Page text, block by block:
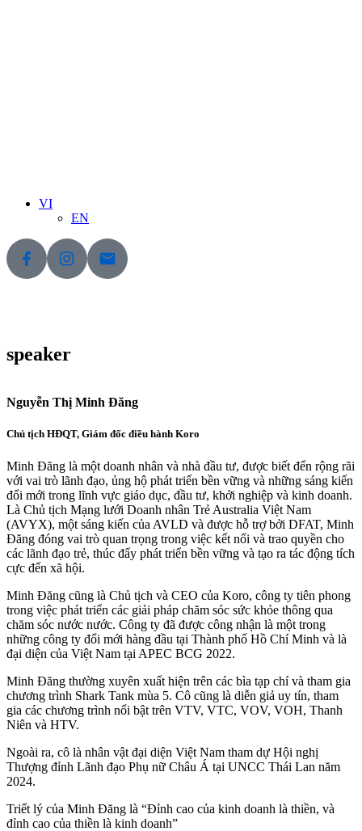
VI
EN
speaker
Nguyễn Thị Minh Đăng
Chủ tịch HĐQT, Giám đốc điều hành Koro
Minh Đăng là một doanh nhân và nhà đầu tư, được biết đến rộng rãi
với vai trò lãnh đạo, ủng hộ phát triển bền vững và những sáng kiến
đổi mới trong lĩnh vực giáo dục, đầu tư, khởi nghiệp và kinh doanh.
Là Chủ tịch Mạng lưới Doanh nhân Trẻ Australia Việt Nam
(AVYX), một sáng kiến của AVLD và được hỗ trợ bởi DFAT, Minh
Đăng đóng vai trò quan trọng trong việc kết nối và trao quyền cho
các lãnh đạo trẻ, thúc đẩy phát triển bền vững và tạo ra tác động tích
cực đến xã hội.
Minh Đăng cũng là Chủ tịch và CEO của Koro, công ty tiên phong
trong việc phát triển các giải pháp chăm sóc sức khỏe thông qua
chăm sóc nước nước. Công ty đã được công nhận là một trong
những công ty đổi mới hàng đầu tại Thành phố Hồ Chí Minh và là
đại diện của Việt Nam tại APEC BCG 2022.
Minh Đăng thường xuyên xuất hiện trên các bìa tạp chí và tham gia
chương trình Shark Tank mùa 5. Cô cũng là diễn giả uy tín, tham
gia các chương trình nổi bật trên VTV, VTC, VOV, VOH, Thanh
Niên và HTV.
Ngoài ra, cô là nhân vật đại diện Việt Nam tham dự Hội nghị
Thượng đỉnh Lãnh đạo Phụ nữ Châu Á tại UNCC Thái Lan năm
2024.
Triết lý của Minh Đăng là “Đỉnh cao của kinh doanh là thiền, và
đỉnh cao của thiền là kinh doanh”